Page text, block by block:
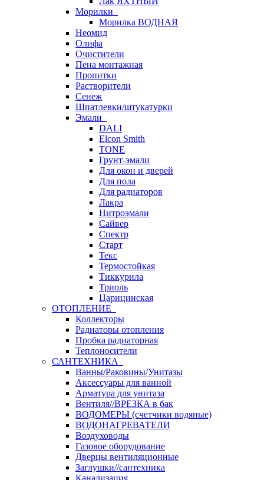
Морилки
Морилка ВОДНАЯ
Неомид
Олифа
Очистители
Пена монтажная
Пропитки
Растворители
Сенеж
Шпатлевки/штукатурки
Эмали
DALI
Elcon Smith
TONE
Грунт-эмали
Для окон и дверей
Для пола
Для радиаторов
Лакра
Нитроэмали
Сайвер
Спектр
Старт
Текс
Термостойкая
Тиккурила
Триоль
Царицинская
ОТОПЛЕНИЕ
Коллекторы
Радиаторы отопления
Пробка радиаторная
Теплоносители
САНТЕХНИКА
Ванны/Раковины/Унитазы
Аксессуары для ванной
Арматура для унитаза
Вентиля//ВРЕЗКА в бак
ВОДОМЕРЫ (счетчики водяные)
ВОДОНАГРЕВАТЕЛИ
Воздуховоды
Газовое оборудование
Дверцы вентиляционные
Заглушки//сантехника
Канализация